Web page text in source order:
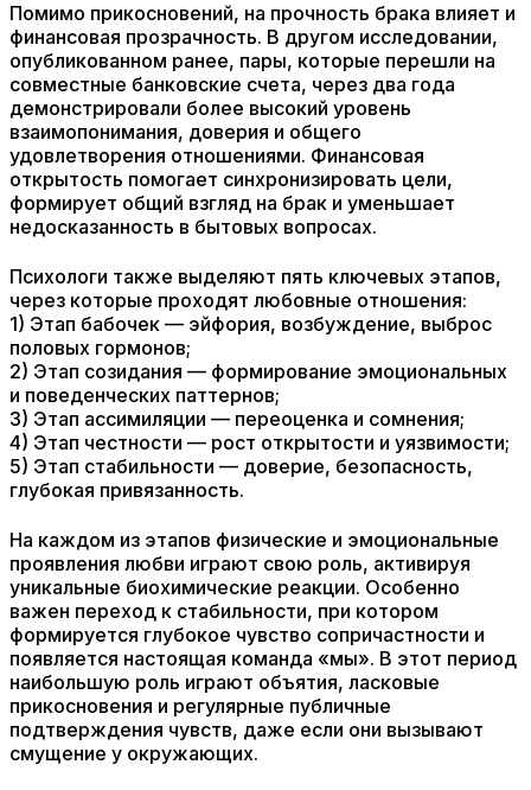
Помимо прикосновений, на прочность брака влияет и
финансовая прозрачность. В другом исследовании,
опубликованном ранее, пары, которые перешли на
совместные банковские счета, через два года
демонстрировали более высокий уровень
взаимопонимания, доверия и общего
удовлетворения отношениями. Финансовая
открытость помогает синхронизировать цели,
формирует общий взгляд на брак и уменьшает
недосказанность в бытовых вопросах.
Психологи также выделяют пять ключевых этапов,
через которые проходят любовные отношения:
1) Этап бабочек — эйфория, возбуждение, выброс
половых гормонов;
2) Этап созидания — формирование эмоциональных
и поведенческих паттернов;
3) Этап ассимиляции — переоценка и сомнения;
4) Этап честности — рост открытости и уязвимости;
5) Этап стабильности — доверие, безопасность,
глубокая привязанность.
На каждом из этапов физические и эмоциональные
проявления любви играют свою роль, активируя
уникальные биохимические реакции. Особенно
важен переход к стабильности, при котором
формируется глубокое чувство сопричастности и
появляется настоящая команда «мы». В этот период
наибольшую роль играют объятия, ласковые
прикосновения и регулярные публичные
подтверждения чувств, даже если они вызывают
смущение у окружающих.